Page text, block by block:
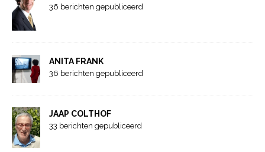
36 berichten gepubliceerd
ANITA FRANK
36 berichten gepubliceerd
JAAP COLTHOF
33 berichten gepubliceerd